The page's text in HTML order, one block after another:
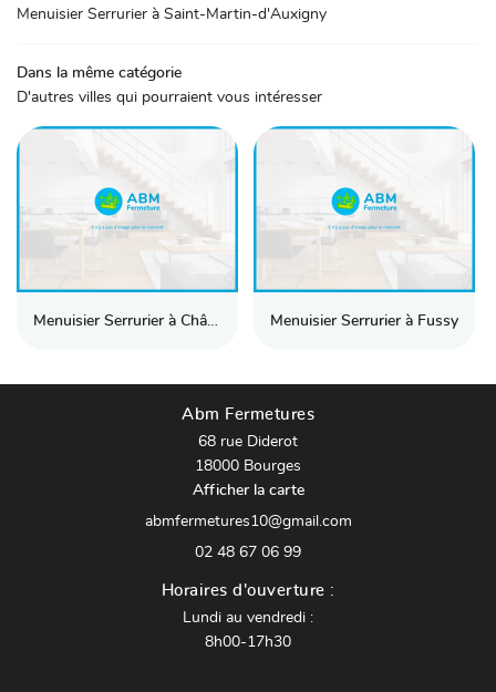
Menuisier Serrurier à Saint-Martin-d'Auxigny
Dans la même catégorie
D'autres villes qui pourraient vous intéresser
Menuisier Serrurier à Châteauneuf-sur-Cher Menuisier Serrurier à Fussy
Abm Fermetures
68 rue Diderot
18000 Bourges
Afficher la carte
02 48 67 06 99
Horaires d'ouverture :
Lundi au vendredi :
8h00-17h30